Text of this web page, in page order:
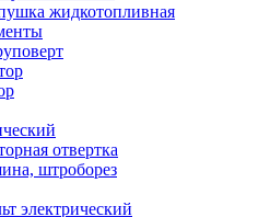
жидкотопливная
отвертка
штроборез
электрический